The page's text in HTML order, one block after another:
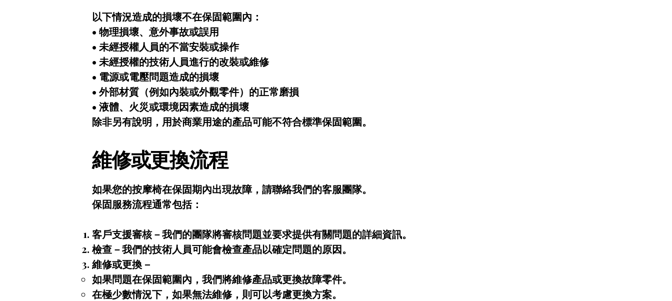
以下情況造成的損壞不在保固範圍內：
• 物理損壞、意外事故或誤用
• 未經授權人員的不當安裝或操作
• 未經授權的技術人員進行的改裝或維修
• 電源或電壓問題造成的損壞
• 外部材質（例如內裝或外觀零件）的正常磨損
• 液體、火災或環境因素造成的損壞
除非另有說明，用於商業用途的產品可能不符合標準保固範圍。
維修或更換流程
如果您的按摩椅在保固期內出現故障，請聯絡我們的客服團隊。
保固服務流程通常包括：
客戶支援審核－我們的團隊將審核問題並要求提供有關問題的詳細資訊。
檢查－我們的技術人員可能會檢查產品以確定問題的原因。
維修或更換 –
如果問題在保固範圍內，我們將維修產品或更換故障零件。
在極少數情況下，如果無法維修，則可以考慮更換方案。